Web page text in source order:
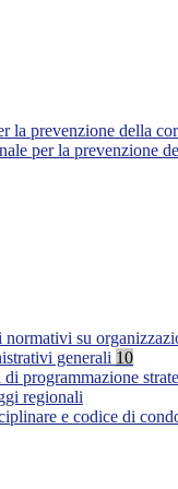
la prevenzione della
per la prevenzione
su
generali 10
programmazione
regionali
e codice di